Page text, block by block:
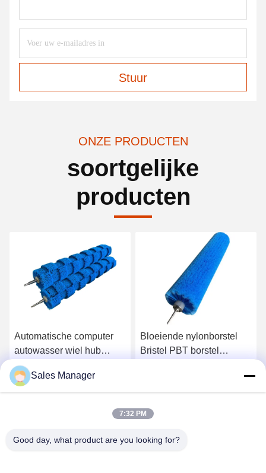
Stuur
ONZE PRODUCTEN
soortgelijke
producten
Automatische computer
autowasser wiel hub
borstel rol met hoge / lage
bont borstel roestvrij staal
Krijg Beste Prijs
Bloeiende nylonborstel
Bristel PBT borstel
Sales Manager
7:32 PM
Good day, what product are you looking for?